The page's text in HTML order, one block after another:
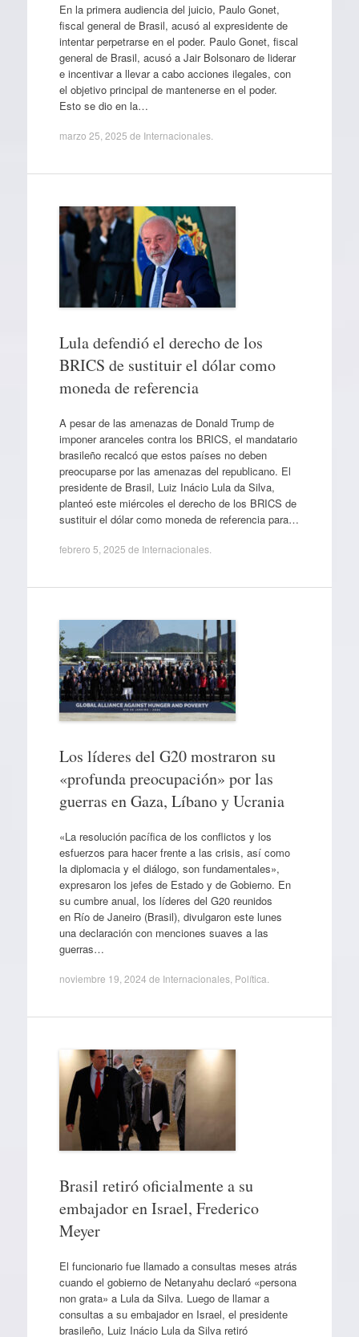
En la primera audiencia del juicio, Paulo Gonet,
fiscal general de Brasil, acusó al expresidente de
intentar perpetrarse en el poder. Paulo Gonet, fiscal
general de Brasil, acusó a Jair Bolsonaro de liderar
e incentivar a llevar a cabo acciones ilegales, con
el objetivo principal de mantenerse en el poder.
Esto se dio en la…
marzo 25, 2025 de Internacionales.
Lula defendió el derecho de los
BRICS de sustituir el dólar como
moneda de referencia
A pesar de las amenazas de Donald Trump de
imponer aranceles contra los BRICS, el mandatario
brasileño recalcó que estos países no deben
preocuparse por las amenazas del republicano. El
presidente de Brasil, Luiz Inácio Lula da Silva,
planteó este miércoles el derecho de los BRICS de
sustituir el dólar como moneda de referencia para…
febrero 5, 2025 de Internacionales.
Los líderes del G20 mostraron su
«profunda preocupación» por las
guerras en Gaza, Líbano y Ucrania
«La resolución pacífica de los conflictos y los
esfuerzos para hacer frente a las crisis, así como
la diplomacia y el diálogo, son fundamentales»,
expresaron los jefes de Estado y de Gobierno. En
su cumbre anual, los líderes del G20 reunidos
en Río de Janeiro (Brasil), divulgaron este lunes
una declaración con menciones suaves a las
guerras…
noviembre 19, 2024 de Internacionales, Política
Brasil retiró oficialmente a su
embajador en Israel, Frederico
Meyer
El funcionario fue llamado a consultas meses atrás
cuando el gobierno de Netanyahu declaró «persona
non grata» a Lula da Silva. Luego de llamar a
consultas a su embajador en Israel, el presidente
brasileño, Luiz Inácio Lula da Silva retiró